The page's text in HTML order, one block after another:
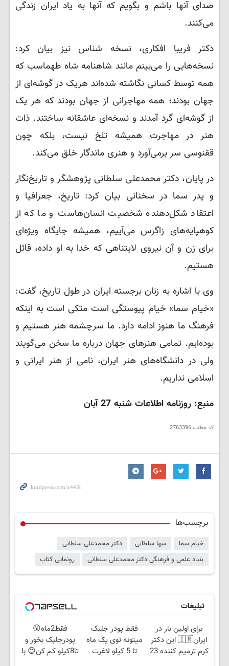
صدای آنها باشم و بگویم که آنها به یاد ایران زندگی
می‌کنند.
دکتر فریبا افکاری، نسخه‌ شناس نیز بیان کرد:
نسخه‌هایی را می‌بینم مانند شاهنامه شاه طهماسب که
همه توسط کسانی نگاشته شده‌اند هریک در گوشه‌ای از
جهان بودند؛ همه مهاجرانی از جهان بودند که هر یک
از گوشه‌ای گرد آمدند و نسخه‌ای عاشقانه ساختند. ذات
هنر در مهاجرت همیشه تلخ نیست، بلکه چون
ققنوسی سر برمی‌آورد و هنری ماندگار خلق می‌کند.
در پایان، دکتر محمدعلی سلطانی پژوهشگر و تاریخ‌نگار
و پدر سما در سخنانی بیان کرد: تاریخ، جعرافیا و
اعتقاد شکل‌دهنده شخصیت انسان‌هاست و ما که از
کوهپایه‌های زاگرس می‌آییم، همیشه جایگاه ویژه‌ای
برای زن و آن نیروی لایتناهی که خدا به او داده، قائل
هستیم.
وی با اشاره به زنان برجسته ایران در طول تاریخ، گفت:
«خیام ‌سما» خیام پیوستگی است متکی است به اینکه
فرهنگ ما هنوز ادامه دارد. ما سرچشمه هنر هستیم و
بوده‌ایم. تمامی هنرهای جهان درباره ما سخن می‌گویند
ولی در دانشگاه‌های هنر ایران، نامی از هنر ایرانی و
اسلامی نداریم.
منبع: روزنامه اطلاعات شنبه 27 آبان
کد مطلب2763396
برچسب‌ها
خیام سما سها سلطانی
دکتر محمدعلی سلطانی
بنیاد علمی و فرهنگی دکتر محمدعلی سلطانی
رونمایی کتاب
تبلیغات
برای اولین بار در
ایران🇮🇷 این دکتر
کرم ترمیم کننده 23
فقط پودر جلبک
میتونه توی یک ماه
تا 5 کیلو لاغرت
فقط2ماه😮
پودرجلبک بخور و
تا8کیلو کم کن😍 با